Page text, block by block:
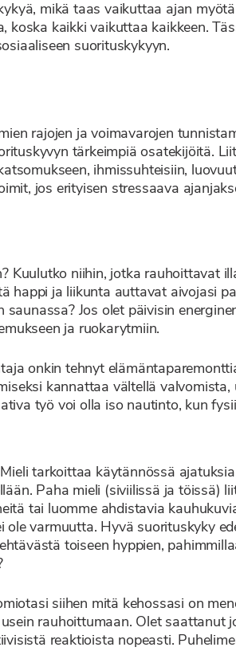
mikä taas vaikuttaa ajan
koska kaikki vaikuttaa kaikkeen.
suorituskykyyn.
rajojen ja voimavarojen
tärkeimpiä osatekijöitä.
ihmissuhteisiin,
jos erityisen stressaava
Kuulutko niihin, jotka rauhoittavat
happi ja liikunta auttavat aivojasi
Jos olet päivisin
ja ruokarytmiin.
onkin tehnyt
kannattaa vältellä
työ voi olla iso nautinto, kun
tarkoittaa käytännössä
Paha mieli (siviilissä ja töissä)
tai luomme ahdistavia
varmuutta. Hyvä suorituskyky
toiseen hyppien,
siihen mitä kehossasi on
rauhoittumaan. Olet saattanut
reaktioista nopeasti.